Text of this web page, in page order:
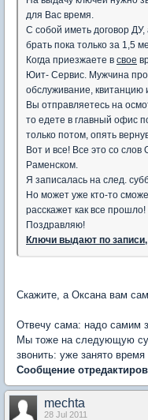
для Вас время.
С собой иметь договор ДУ,
брать пока только за 1,5
Когда приезжаете в свое
Юит- Сервис. Мужчина
обслуживание, квитанцию
Вы отправляетесь на
то едете в главный офис
только потом, опять
Вот и все! Все это со
Раменском.
Я записалась на след.
Но может уже кто-то
расскажет как все прошло!
Поздравляю!
Ключи выдают по записи,
Скажите, а Оксана вам
Отвечу сама: надо самим
Мы тоже на следующую
звонить: уже занято
Сообщение
mechta
28 Jul 2011